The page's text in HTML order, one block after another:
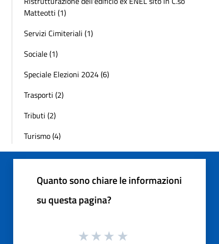
Matteotti (1)
Servizi Cimiteriali (1)
Sociale (1)
Speciale Elezioni 2024 (6)
Trasporti (2)
Tributi (2)
Turismo (4)
Quanto sono chiare le informazioni
su questa pagina?